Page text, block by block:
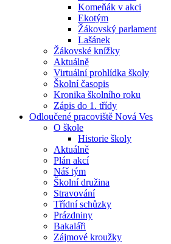
Komeňák v akci
Ekotým
Žákovský parlament
Lašánek
Žákovské knížky
Aktuálně
Virtuální prohlídka školy
Školní časopis
Kronika školního roku
Zápis do 1. třídy
Odloučené pracoviště Nová Ves
O škole
Historie školy
Aktuálně
Plán akcí
Náš tým
Školní družina
Stravování
Třídní schůzky
Prázdniny
Bakaláři
Zájmové kroužky